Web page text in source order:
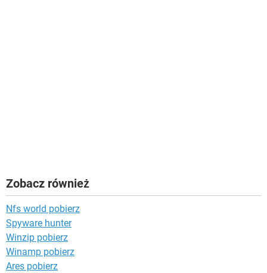
Zobacz również
Nfs world pobierz
Spyware hunter
Winzip pobierz
Winamp pobierz
Ares pobierz